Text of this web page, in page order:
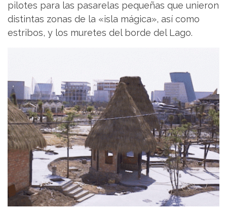
pilotes para las pasarelas pequeñas que unieron
distintas zonas de la «isla mágica», así como
estribos, y los muretes del borde del Lago.